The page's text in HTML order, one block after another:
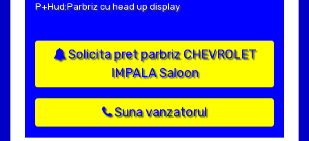
P+Hud:Parbriz cu head up display
Solicita pret parbriz CHEVROLET
IMPALA Saloon
Suna vanzatorul